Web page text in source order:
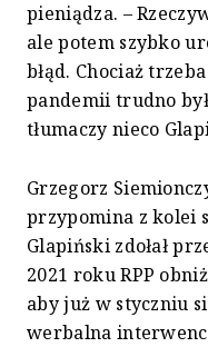
pieniądza. –
ale potem szybko
błąd. Chociaż
pandemii trudno
tłumaczy nieco
Grzegorz
przypomina z kolei
Glapiński zdołał
2021 roku RPP
aby już w styczniu
werbalna